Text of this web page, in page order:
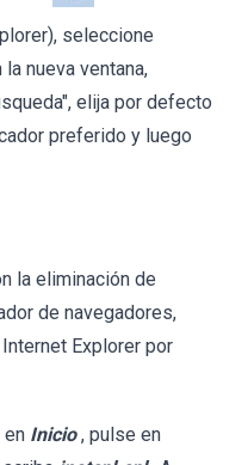
seleccione
nueva ventana,
elija por defecto
preferido y luego
la eliminación de
de navegadores,
Explorer por
en Inicio , pulse en